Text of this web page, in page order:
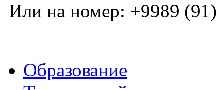
Или на номер: +9989
Образование